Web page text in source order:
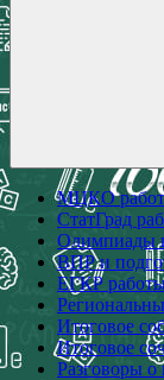
МЦКО
СтатГрад
Олимпиады
ВПР и
ЕГКР
Итоговое
Итоговое
Разговоры